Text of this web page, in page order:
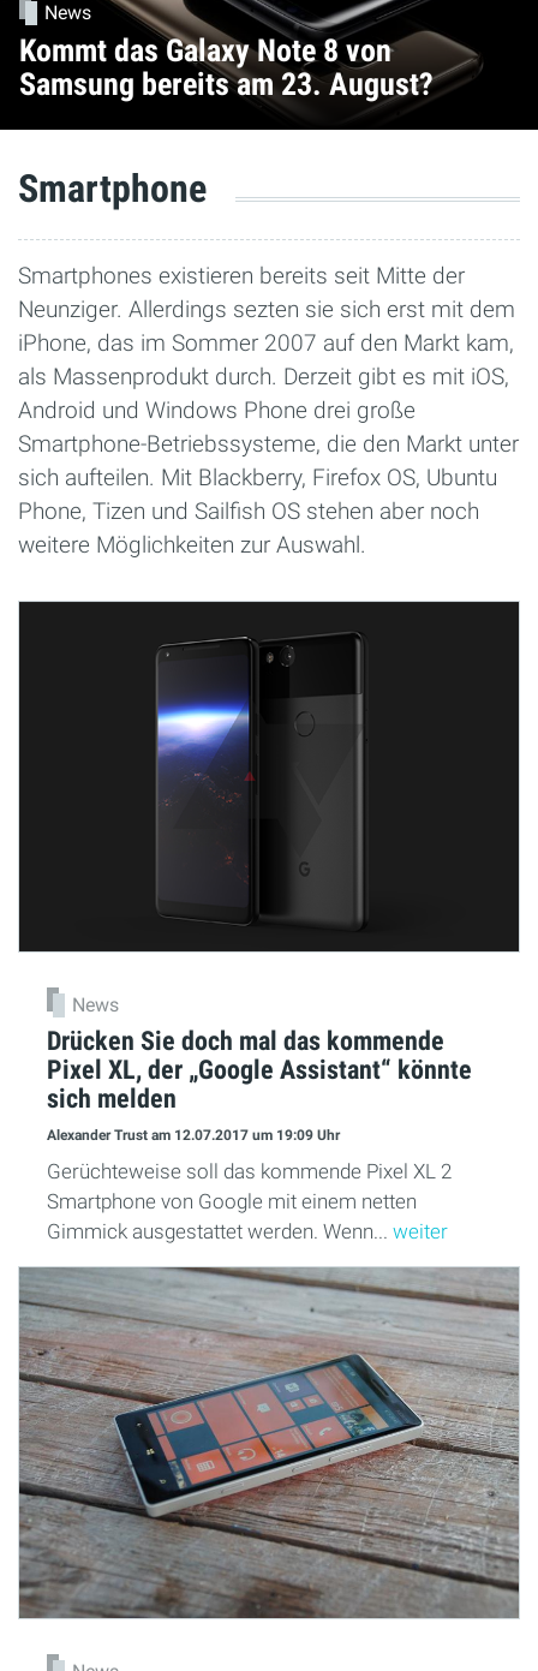
News
Kommt das Galaxy Note 8 von
Samsung bereits am 23. August?
Smartphone
Smartphones existieren bereits seit Mitte der
Neunziger. Allerdings sezten sie sich erst mit dem
iPhone, das im Sommer 2007 auf den Markt kam,
als Massenprodukt durch. Derzeit gibt es mit iOS,
Android und Windows Phone drei große
Smartphone-Betriebssysteme, die den Markt unter
sich aufteilen. Mit Blackberry, Firefox OS, Ubuntu
Phone, Tizen und Sailfish OS stehen aber noch
weitere Möglichkeiten zur Auswahl.
News
Drücken Sie doch mal das kommende
Pixel XL, der „Google Assistant“ könnte
sich melden
Alexander Trust am 12.07.2017 um 19:09 Uhr
Gerüchteweise soll das kommende Pixel XL 2
Smartphone von Google mit einem netten
Gimmick ausgestattet werden. Wenn... weiter